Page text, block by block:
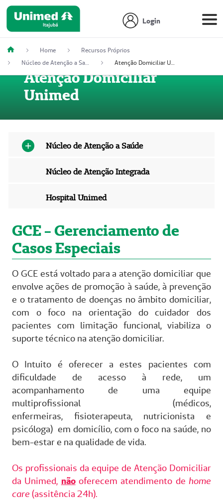
Login
Home
Recursos Próprios
Núcleo de Atenção a Saúde
Atenção Domiciliar Unimed
Atenção Domiciliar
Unimed
Núcleo de Atenção a Saúde
Núcleo de Atenção Integrada
Hospital Unimed
GCE - Gerenciamento de
Casos Especiais
O GCE está voltado para a atenção domiciliar que
envolve ações de promoção à saúde, à prevenção
e o tratamento de doenças no âmbito domiciliar,
com o foco na orientação do cuidador dos
pacientes com limitação funcional, viabiliza o
suporte técnico na atenção domiciliar.
O Intuito é oferecer a estes pacientes com
dificuldade de acesso à rede, um
acompanhamento de uma equipe
multiprofissional (médicos,
enfermeiras, fisioterapeuta, nutricionista e
psicóloga) em domicílio, com o foco na saúde, no
bem-estar e na qualidade de vida.
Os profissionais da equipe de Atenção Domiciliar
da Unimed, não oferecem atendimento dehome
care (assitência 24h).